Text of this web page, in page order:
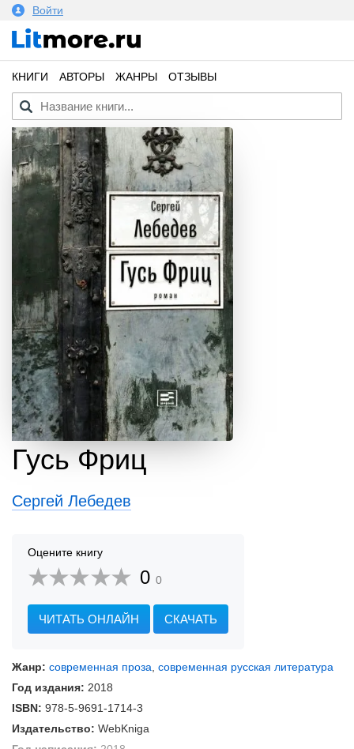
Войти
КНИГИ АВТОРЫ ЖАНРЫ ОТЗЫВЫ
Гусь Фриц
Сергей Лебедев
Оцените книгу
0 0
ЧИТАТЬ ОНЛАЙН СКАЧАТЬ
Жанр: современная проза, современная русская литература
Год издания: 2018
ISBN: 978-5-9691-1714-3
Издательство: WebKniga